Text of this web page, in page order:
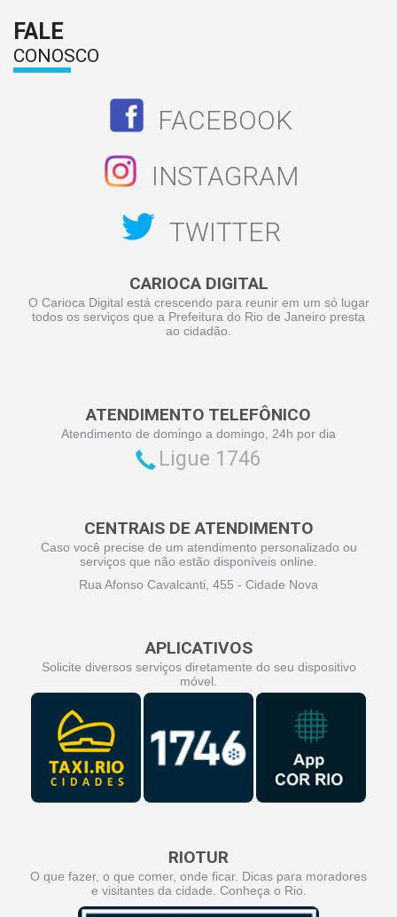
FALE
CONOSCO
FACEBOOK
INSTAGRAM
TWITTER
CARIOCA DIGITAL
O Carioca Digital está crescendo para reunir em um só lugar
todos os serviços que a Prefeitura do Rio de Janeiro presta
ao cidadão.
ATENDIMENTO TELEFÔNICO
Atendimento de domingo a domingo, 24h por dia
Ligue 1746
CENTRAIS DE ATENDIMENTO
Caso você precise de um atendimento personalizado ou
serviços que não estão disponíveis online.
Rua Afonso Cavalcanti, 455 - Cidade Nova
APLICATIVOS
Solicite diversos serviços diretamente do seu dispositivo
móvel.
RIOTUR
O que fazer, o que comer, onde ficar. Dicas para moradores
e visitantes da cidade. Conheça o Rio.